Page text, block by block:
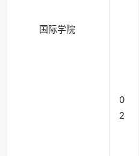
国际学院
0
2